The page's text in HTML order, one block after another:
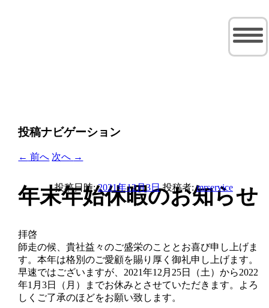
輸送用冷凍装置の修理・メン
冷凍機の “直せない”をなくす その先の
投稿ナビゲーション
← 前へ 次へ →
年末年始休暇のお知らせ
投稿日時:2021年12月3日 投稿者:mrservice
拝啓
師走の候、貴社益々のご盛栄のこととお喜び申し上げま
す。本年は格別のご愛顧を賜り厚く御礼申し上げます。
早速ではございますが、2021年12月25日（土）から2022
年1月3日（月）までお休みとさせていただきます。よろ
しくご了承のほどをお願い致します。